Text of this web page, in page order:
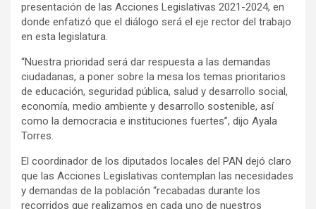
presentación de las Acciones Legislativas 2021-2024, en
donde enfatizó que el diálogo será el eje rector del trabajo
en esta legislatura.
“Nuestra prioridad será dar respuesta a las demandas
ciudadanas, a poner sobre la mesa los temas prioritarios
de educación, seguridad pública, salud y desarrollo social,
economía, medio ambiente y desarrollo sostenible, así
como la democracia e instituciones fuertes”, dijo Ayala
Torres.
El coordinador de los diputados locales del PAN dejó claro
que las Acciones Legislativas contemplan las necesidades
y demandas de la población “recabadas durante los
recorridos que realizamos en cada uno de nuestros